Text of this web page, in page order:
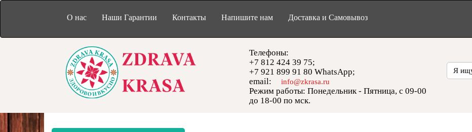
О нас Наши Гарантии Контакты Напишите нам Доставка и Самовывоз
Телефоны:
+7 812 424 39 75;
+7 921 899 91 80 WhatsApp;
email:
info@zkrasa.ru
Режим работы: Понедельник - Пятница, с 09-00
до 18-00 по мск.